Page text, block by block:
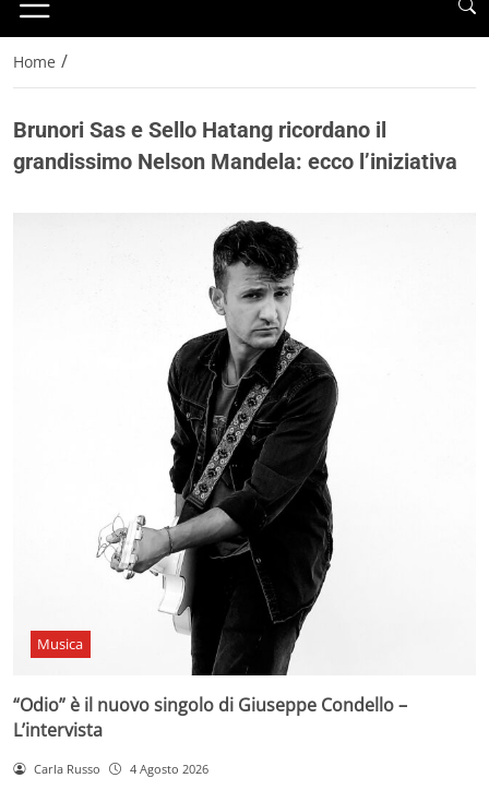
Home /
Brunori Sas e Sello Hatang ricordano il
grandissimo Nelson Mandela: ecco l’iniziativa
Musica
“Odio” è il nuovo singolo di Giuseppe Condello –
L’intervista
Carla Russo 4 Agosto 2026